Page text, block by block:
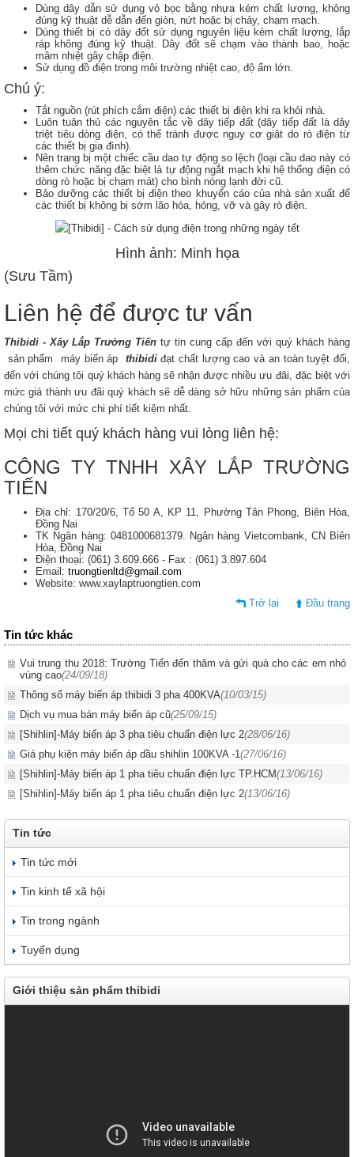
Dùng dây dẫn sử dụng vỏ bọc bằng nhựa kém chất lượng, không
đúng kỹ thuật dễ dẫn đến giòn, nứt hoặc bị chảy, chạm mạch.
Dùng thiết bị có dây đốt sử dụng nguyên liệu kém chất lượng, lắp
ráp không đúng kỹ thuật. Dây đốt sẽ chạm vào thành bao, hoặc
mâm nhiệt gây chập điện.
Sử dụng đồ điện trong môi trường nhiệt cao, độ ẩm lớn.
Chú ý:
Tắt nguồn (rút phích cắm điện) các thiết bị điện khi ra khỏi nhà.
Luôn tuân thủ các nguyên tắc về dây tiếp đất (dây tiếp đất là dây
triệt tiêu dòng điện, có thể tránh được nguy cơ giật do rò điện từ
các thiết bị gia đình).
Nên trang bị một chiếc cầu dao tự động so lệch (loại cầu dao này có
thêm chức năng đặc biệt là tự động ngắt mạch khi hệ thống điện có
dòng rò hoặc bị chạm mát) cho bình nóng lạnh đời cũ.
Bảo dưỡng các thiết bị điện theo khuyến cáo của nhà sản xuất để
các thiết bị không bị sớm lão hóa, hỏng, vỡ và gây rò điện.
Hình ảnh: Minh họa
(Sưu Tầm)
Liên hệ để được tư vấn
Thibidi - Xây Lắp Trường Tiến tự tin cung cấp đến với quý khách hàng
sản phẩm máy biến áp thibidiđạt chất lượng cao và an toàn tuyệt đối,
đến với chúng tôi quý khách hàng sẽ nhận được nhiều ưu đãi, đặc biệt với
mức giá thành ưu đãi quý khách sẽ dễ dàng sở hữu những sản phẩm của
chúng tôi với mức chi phí tiết kiệm nhất.
Mọi chi tiết quý khách hàng vui lòng liên hệ:
CÔNG TY TNHH XÂY LẮP TRƯỜNG
TIẾN
Địa chỉ: 170/20/6, Tổ 50 A, KP 11, Phường Tân Phong, Biên Hòa,
Đồng Nai
TK Ngân hàng: 0481000681379. Ngân hàng Vietcombank, CN Biên
Hòa, Đồng Nai
Điện thoại: (061) 3.609.666 - Fax : (061) 3.897.604
Email: truongtienltd@gmail.com
Website: www.xaylaptruongtien.com
Trở lại
Đầu trang
Tin tức khác
Vui trung thu 2018: Trường Tiến đến thăm và gửi quà cho các em nhỏ
vùng cao(24/09/18)
Thông số máy biến áp thibidi 3 pha 400KVA(10/03/15)
Dịch vụ mua bán máy biến áp cũ(25/09/15)
[Shihlin]-Máy biến áp 3 pha tiêu chuẩn điện lực 2(28/06/16)
Giá phụ kiện máy biến áp dầu shihlin 100KVA -1(27/06/16)
[Shihlin]-Máy biến áp 1 pha tiêu chuẩn điện lực TP.HCM(13/06/16)
[Shihlin]-Máy biến áp 1 pha tiêu chuẩn điện lực 2(13/06/16)
Tin tức
Tin tức mới
Tin kinh tế xã hội
Tin trong ngành
Tuyển dụng
Giới thiệu sản phẩm thibidi